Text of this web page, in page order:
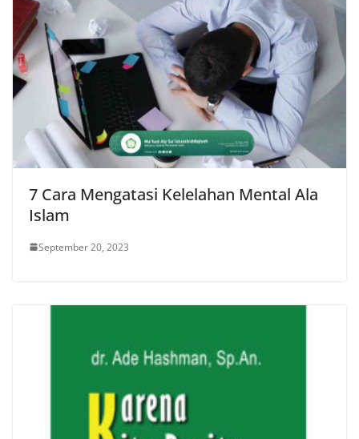
7 Cara Mengatasi Kelelahan Mental Ala
Islam
September 20, 2023